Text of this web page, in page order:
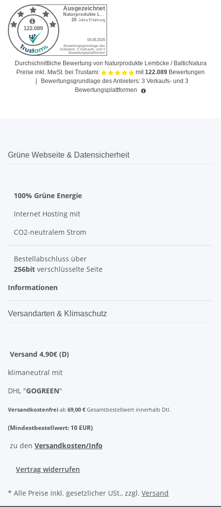
Durchschnittliche Bewertung von Naturprodukte Lembcke / BalticNatura
Preise inkl. MwSt. bei Trustami:
mit122.089 Bewertungen
Bewertungsgrundlage des Anbieters: 3 Verkaufs- und 3
Bewertungsplattformen
Grüne Webseite & Datensicherheit
100% Grüne Energie
Internet Hosting mit
CO2-neutralem Strom
Bestellabschluss über
256bit verschlüsselte Seite
Informationen
Versandarten & Klimaschutz
Versand 4,90€ (D)
klimaneutral mit
DHL "GOGREEN"
Versandkostenfrei ab 69,00 € Gesamtbestellwert innerhalb Dtl.
(Mindestbestellwert: 10 EUR)
zu den Versandkosten/Info
Vertrag widerrufen
* Alle Preise inkl. gesetzlicher USt., zzgl. Versand